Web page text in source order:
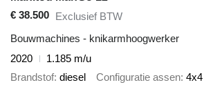
€ 38.500 Exclusief BTW
Bouwmachines - knikarmhoogwerker
2020
1.185 m/u
Brandstof diesel Configuratie assen 4x4